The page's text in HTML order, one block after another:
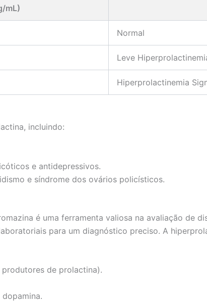
mL)
Normal
Leve
Hiperprolactinemia
incluindo:
e antidepressivos.
e síndrome dos ovários policísticos.
é uma ferramenta valiosa na avaliação de
para um diagnóstico preciso. A
de prolactina).